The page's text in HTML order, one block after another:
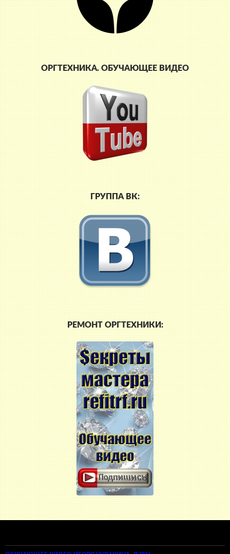
ОРГТЕХНИКА. ОБУЧАЮЩЕЕ ВИДЕО
ГРУППА ВК:
РЕМОНТ ОРГТЕХНИКИ: